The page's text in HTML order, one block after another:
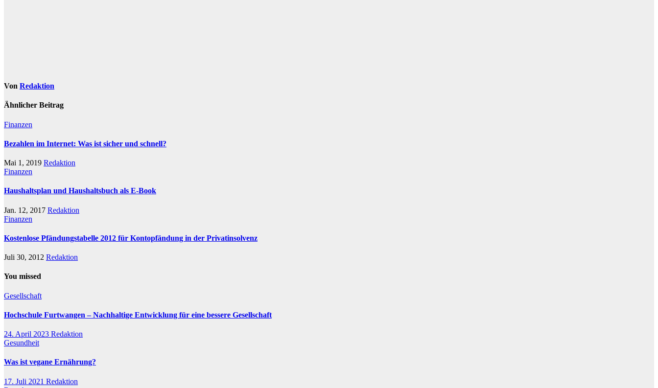
Von Redaktion
Ähnlicher Beitrag
Finanzen
Bezahlen im Internet: Was ist sicher und schnell?
Mai 1, 2019 Redaktion
Finanzen
Haushaltsplan und Haushaltsbuch als E-Book
Jan. 12, 2017 Redaktion
Finanzen
Kostenlose Pfändungstabelle 2012 für Kontopfändung in der Privatinsolvenz
Juli 30, 2012 Redaktion
You missed
Gesellschaft
Hochschule Furtwangen – Nachhaltige Entwicklung für eine bessere Gesellschaft
24. April 2023 Redaktion
Gesundheit
Was ist vegane Ernährung?
17. Juli 2021 Redaktion